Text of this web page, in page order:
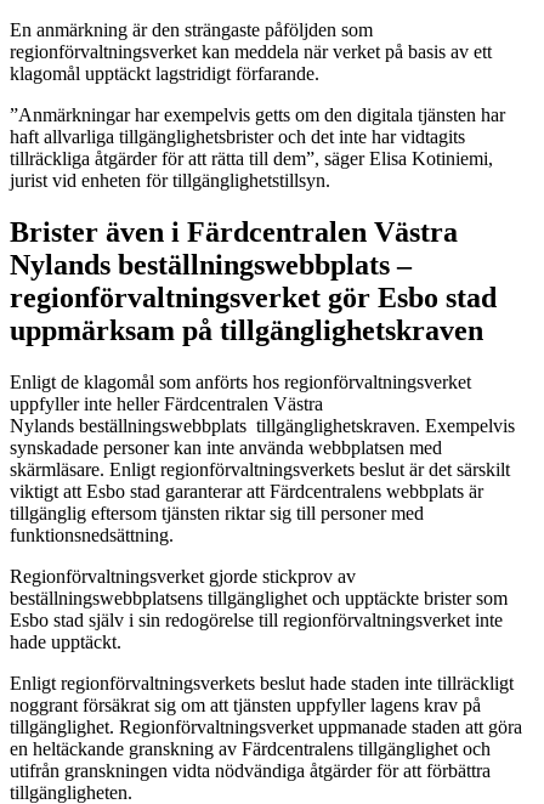
En anmärkning är den strängaste påföljden som
regionförvaltningsverket kan meddela när verket på basis av ett
klagomål upptäckt lagstridigt förfarande.
”Anmärkningar har exempelvis getts om den digitala tjänsten har
haft allvarliga tillgänglighetsbrister och det inte har vidtagits
tillräckliga åtgärder för att rätta till dem”, säger Elisa Kotiniemi,
jurist vid enheten för tillgänglighetstillsyn.
Brister även i Färdcentralen Västra
Nylands beställningswebbplats –
regionförvaltningsverket gör Esbo stad
uppmärksam på tillgänglighetskraven
Enligt de klagomål som anförts hos regionförvaltningsverket
uppfyller inte heller Färdcentralen Västra
Nylands beställningswebbplats tillgänglighetskraven. Exempelvis
synskadade personer kan inte använda webbplatsen med
skärmläsare. Enligt regionförvaltningsverkets beslut är det särskilt
viktigt att Esbo stad garanterar att Färdcentralens webbplats är
tillgänglig eftersom tjänsten riktar sig till personer med
funktionsnedsättning.
Regionförvaltningsverket gjorde stickprov av
beställningswebbplatsens tillgänglighet och upptäckte brister som
Esbo stad själv i sin redogörelse till regionförvaltningsverket inte
hade upptäckt.
Enligt regionförvaltningsverkets beslut hade staden inte tillräckligt
noggrant försäkrat sig om att tjänsten uppfyller lagens krav på
tillgänglighet. Regionförvaltningsverket uppmanade staden att göra
en heltäckande granskning av Färdcentralens tillgänglighet och
utifrån granskningen vidta nödvändiga åtgärder för att förbättra
tillgängligheten.